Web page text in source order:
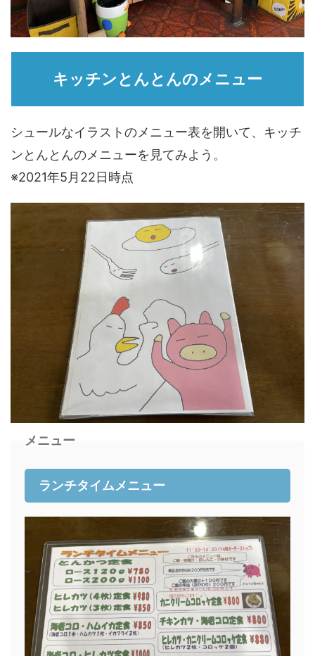
キッチンとんとんのメニュー
シュールなイラストのメニュー表を開いて、キッチ
ンとんとんのメニューを見てみよう。
※2021年5月22日時点
メニュー
ランチタイムメニュー